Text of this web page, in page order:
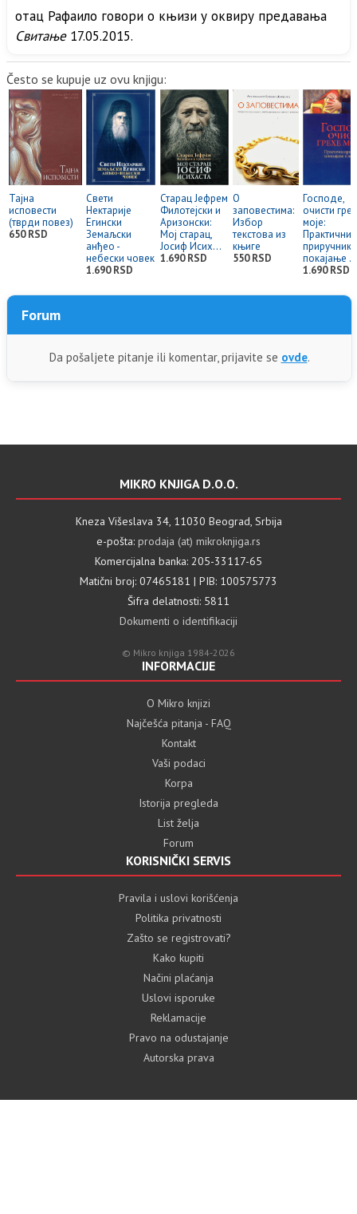
отац Рафаило говори о књизи у оквиру предавања
Свитање17.05.2015.
Često se kupuje uz ovu knjigu:
Тајна
исповести
(тврди повез)
650 RSD
Свети
Нектарије
Егински
Земаљски
анђео -
небески човек
1.690 RSD
Старац Јефрем
Филотејски и
Аризонски:
Мој старац,
Јосиф Исих...
1.690 RSD
О
заповестима:
Избор
текстова из
књиге
550 RSD
Господе,
очисти
моје:
Практични
приручник
покајање ...
1.690 RSD
Forum
Da pošaljete pitanje ili komentar, prijavite se ovde.
MIKRO KNJIGA D.O.O.
Kneza Višeslava 34, 11030 Beograd, Srbija
e-pošta: prodaja (at) mikroknjiga.rs
Komercijalna banka: 205-33117-65
Matični broj: 07465181 | PIB: 100575773
Šifra delatnosti: 5811
Dokumenti o identifikaciji
© Mikro knjiga 1984-2026
INFORMACIJE
O Mikro knjizi
Najčešća pitanja - FAQ
Kontakt
Vaši podaci
Korpa
Istorija pregleda
List želja
Forum
KORISNIČKI SERVIS
Pravila i uslovi korišćenja
Politika privatnosti
Zašto se registrovati?
Kako kupiti
Načini plaćanja
Uslovi isporuke
Reklamacije
Pravo na odustajanje
Autorska prava